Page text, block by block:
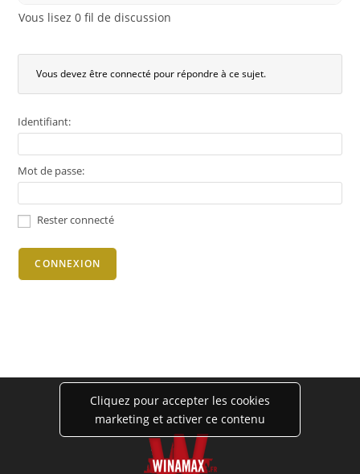
Vous lisez 0 fil de discussion
Vous devez être connecté pour répondre à ce sujet.
Identifiant:
Mot de passe:
Rester connecté
CONNEXION
Cliquez pour accepter les cookies
marketing et activer ce contenu